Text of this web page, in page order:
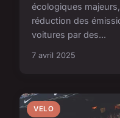
écologiques
réduction des
voitures par des...
7 avril 2025
VELO